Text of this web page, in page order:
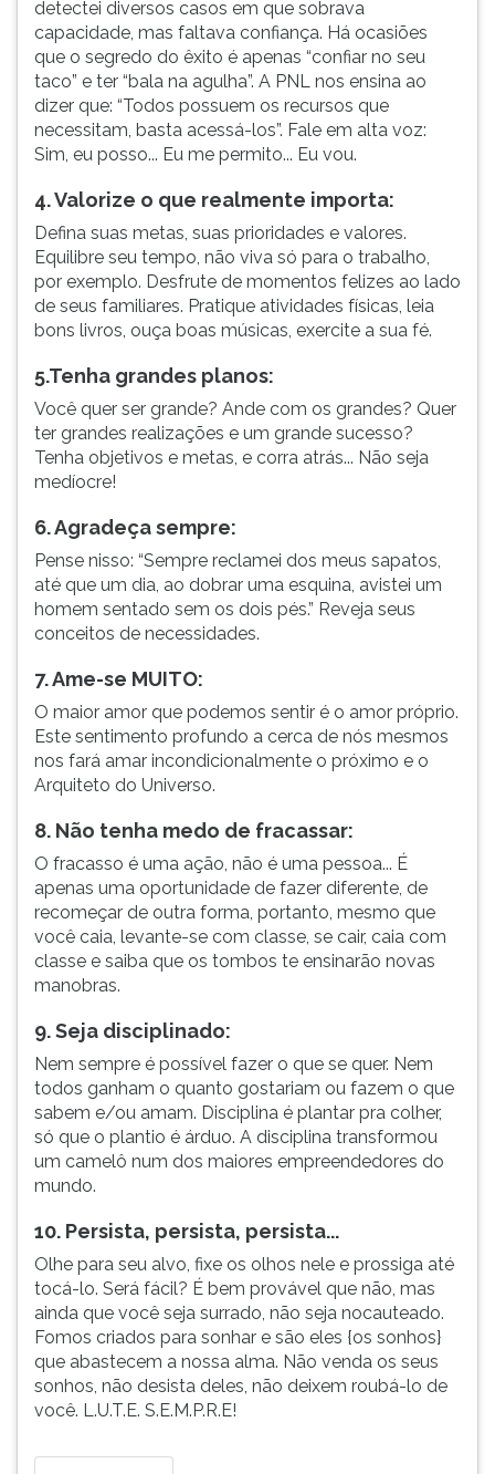
detectei diversos casos em que sobrava
capacidade, mas faltava confiança. Há ocasiões
que o segredo do êxito é apenas “confiar no seu
taco” e ter “bala na agulha”. A PNL nos ensina ao
dizer que: “Todos possuem os recursos que
necessitam, basta acessá-los”. Fale em alta voz:
Sim, eu posso... Eu me permito... Eu vou.
4. Valorize o que realmente importa:
Defina suas metas, suas prioridades e valores.
Equilibre seu tempo, não viva só para o trabalho,
por exemplo. Desfrute de momentos felizes ao lado
de seus familiares. Pratique atividades físicas, leia
bons livros, ouça boas músicas, exercite a sua fé.
5.Tenha grandes planos:
Você quer ser grande? Ande com os grandes? Quer
ter grandes realizações e um grande sucesso?
Tenha objetivos e metas, e corra atrás... Não seja
medíocre!
6. Agradeça sempre:
Pense nisso: “Sempre reclamei dos meus sapatos,
até que um dia, ao dobrar uma esquina, avistei um
homem sentado sem os dois pés.” Reveja seus
conceitos de necessidades.
7. Ame-se MUITO:
O maior amor que podemos sentir é o amor próprio.
Este sentimento profundo a cerca de nós mesmos
nos fará amar incondicionalmente o próximo e o
Arquiteto do Universo.
8. Não tenha medo de fracassar:
O fracasso é uma ação, não é uma pessoa... É
apenas uma oportunidade de fazer diferente, de
recomeçar de outra forma, portanto, mesmo que
você caia, levante-se com classe, se cair, caia com
classe e saiba que os tombos te ensinarão novas
manobras.
9. Seja disciplinado:
Nem sempre é possível fazer o que se quer. Nem
todos ganham o quanto gostariam ou fazem o que
sabem e/ou amam. Disciplina é plantar pra colher,
só que o plantio é árduo. A disciplina transformou
um camelô num dos maiores empreendedores do
mundo.
10. Persista, persista, persista...
Olhe para seu alvo, fixe os olhos nele e prossiga até
tocá-lo. Será fácil? É bem provável que não, mas
ainda que você seja surrado, não seja nocauteado.
Fomos criados para sonhar e são eles {os sonhos}
que abastecem a nossa alma. Não venda os seus
sonhos, não desista deles, não deixem roubá-lo de
você. L.U.T.E. S.E.M.P.R.E!